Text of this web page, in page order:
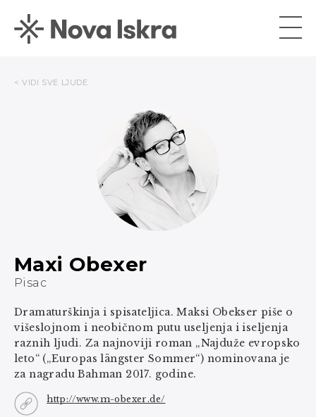
< VIDI SVE LJUDE
Maxi Obexer
Pisac
Dramaturškinja i spisateljica. Maksi Obekser piše o
višeslojnom i neobičnom putu useljenja i iseljenja
raznih ljudi. Za najnoviji roman „Najduže evropsko
leto“ („Europas längster Sommer“) nominovana je
za nagradu Bahman 2017. godine.
http://www.m-obexer.de/